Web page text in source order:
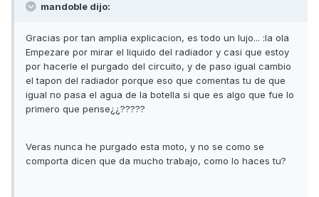
mandoble dijo:
Gracias por tan amplia explicacion, es todo un lujo... :la ola
Empezare por mirar el liquido del radiador y casi que estoy
por hacerle el purgado del circuito, y de paso igual cambio
el tapon del radiador porque eso que comentas tu de que
igual no pasa el agua de la botella si que es algo que fue lo
primero que pense¿¿?????
Veras nunca he purgado esta moto, y no se como se
comporta dicen que da mucho trabajo, como lo haces tu?